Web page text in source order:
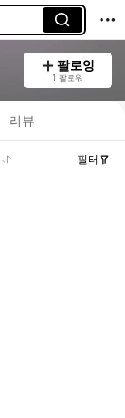
팔로잉
1 팔로워
리뷰
필터